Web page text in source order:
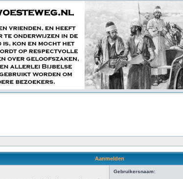
Aanmelden
Gebruikersnaam: